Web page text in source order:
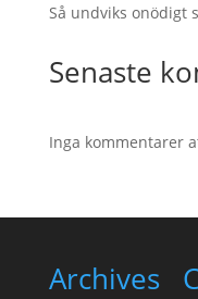
Så undviks onödigt
Senaste
Inga kommentarer
Archives